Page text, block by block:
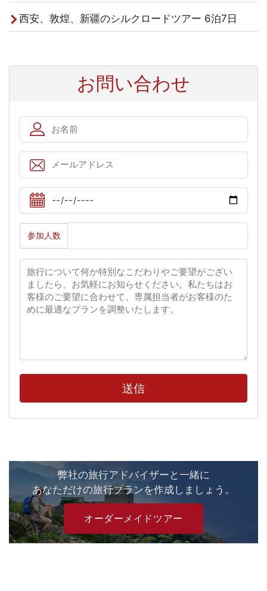
西安、敦煌、新疆のシルクロードツアー 6泊7日
お問い合わせ
参加人数
送信
弊社の旅行アドバイザーと一緒に
あなただけの旅行プランを作成しましょう。
オーダーメイドツアー